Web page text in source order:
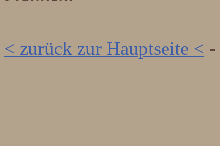
< zurück zur Hauptseite < -